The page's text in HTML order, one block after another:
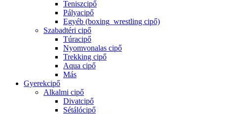
Teniszcipő
Pályacipő
Egyéb (boxing_wrestling cipő)
Szabadtéri cipő
Túracipő
Nyomvonalas cipő
Trekking cipő
Aqua cipő
Más
Gyerekcipő
Alkalmi cipő
Divatcipő
Sétálócipő